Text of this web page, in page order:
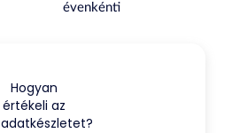
évenkénti
Hogyan
értékeli az
adatkészletet?